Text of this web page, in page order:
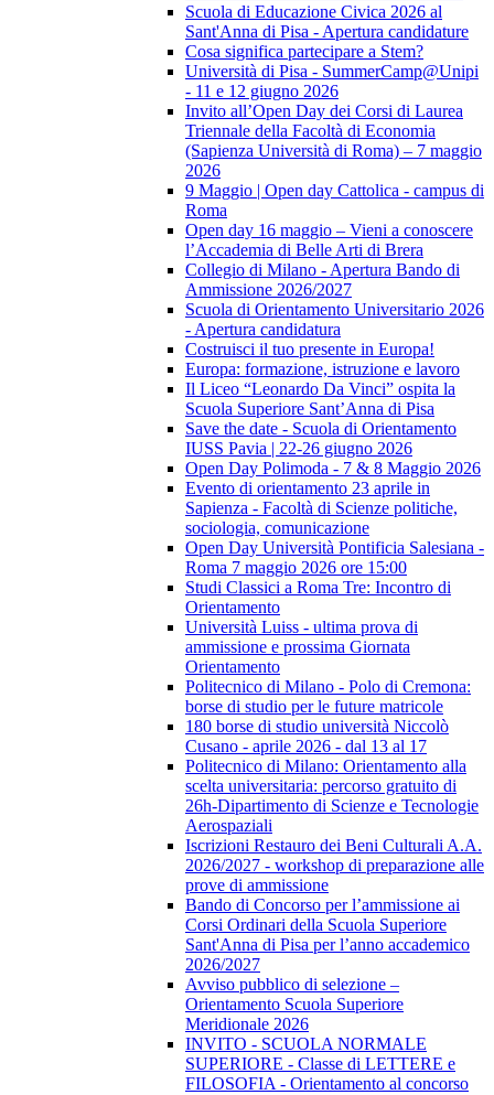
Scuola di Educazione Civica 2026 al
Sant'Anna di Pisa - Apertura candidature
Cosa significa partecipare a Stem?
Università di Pisa - SummerCamp@Unipi
- 11 e 12 giugno 2026
Invito all’Open Day dei Corsi di Laurea
Triennale della Facoltà di Economia
(Sapienza Università di Roma) – 7 maggio
2026
9 Maggio | Open day Cattolica - campus di
Roma
Open day 16 maggio – Vieni a conoscere
l’Accademia di Belle Arti di Brera
Collegio di Milano - Apertura Bando di
Ammissione 2026/2027
Scuola di Orientamento Universitario 2026
- Apertura candidatura
Costruisci il tuo presente in Europa!
Europa: formazione, istruzione e lavoro
Il Liceo “Leonardo Da Vinci” ospita la
Scuola Superiore Sant’Anna di Pisa
Save the date - Scuola di Orientamento
IUSS Pavia | 22-26 giugno 2026
Open Day Polimoda - 7 & 8 Maggio 2026
Evento di orientamento 23 aprile in
Sapienza - Facoltà di Scienze politiche,
sociologia, comunicazione
Open Day Università Pontificia Salesiana -
Roma 7 maggio 2026 ore 15:00
Studi Classici a Roma Tre: Incontro di
Orientamento
Università Luiss - ultima prova di
ammissione e prossima Giornata
Orientamento
Politecnico di Milano - Polo di Cremona:
borse di studio per le future matricole
180 borse di studio università Niccolò
Cusano - aprile 2026 - dal 13 al 17
Politecnico di Milano: Orientamento alla
scelta universitaria: percorso gratuito di
26h-Dipartimento di Scienze e Tecnologie
Aerospaziali
Iscrizioni Restauro dei Beni Culturali A.A.
2026/2027 - workshop di preparazione alle
prove di ammissione
Bando di Concorso per l’ammissione ai
Corsi Ordinari della Scuola Superiore
Sant'Anna di Pisa per l’anno accademico
2026/2027
Avviso pubblico di selezione –
Orientamento Scuola Superiore
Meridionale 2026
INVITO - SCUOLA NORMALE
SUPERIORE - Classe di LETTERE e
FILOSOFIA - Orientamento al concorso